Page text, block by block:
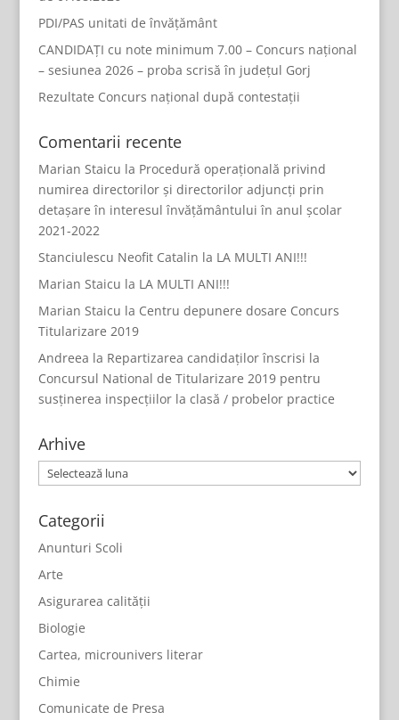
PDI/PAS unitati de învățământ
CANDIDAȚI cu note minimum 7.00 – Concurs național
– sesiunea 2026 – proba scrisă în județul Gorj
Rezultate Concurs național după contestații
Comentarii recente
Marian Staicu la Procedură operațională privind
numirea directorilor și directorilor adjuncți prin
detașare în interesul învățământului în anul școlar
2021-2022
Stanciulescu Neofit Catalin la LA MULTI ANI!!!
Marian Staicu la LA MULTI ANI!!!
Marian Staicu la Centru depunere dosare Concurs
Titularizare 2019
Andreea la Repartizarea candidaților înscrisi la
Concursul National de Titularizare 2019 pentru
susținerea inspecțiilor la clasă / probelor practice
Arhive
Arhive
Categorii
Anunturi Scoli
Arte
Asigurarea calității
Biologie
Cartea, microunivers literar
Chimie
Comunicate de Presa